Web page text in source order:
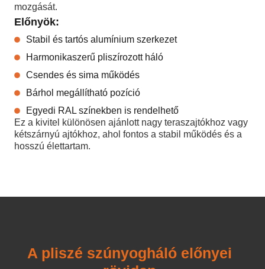
mozgását.
Előnyök:
Stabil és tartós alumínium szerkezet
Harmonikaszerű pliszírozott háló
Csendes és sima működés
Bárhol megállítható pozíció
Egyedi RAL színekben is rendelhető
Ez a kivitel különösen ajánlott nagy teraszajtókhoz vagy
kétszárnyú ajtókhoz, ahol fontos a stabil működés és a
hosszú élettartam.
A pliszé szúnyogháló előnyei